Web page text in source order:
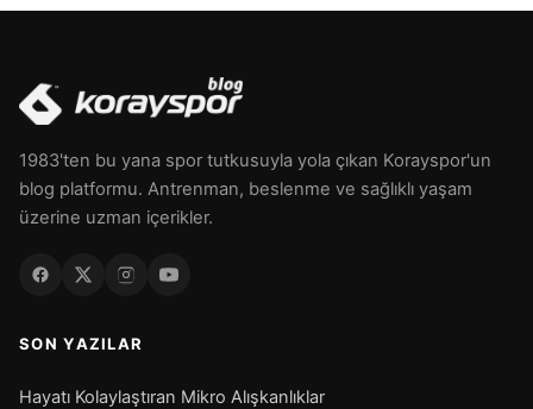
1983'ten bu yana spor tutkusuyla yola çıkan Korayspor'un
blog platformu. Antrenman, beslenme ve sağlıklı yaşam
üzerine uzman içerikler.
SON YAZILAR
Hayatı Kolaylaştıran Mikro Alışkanlıklar